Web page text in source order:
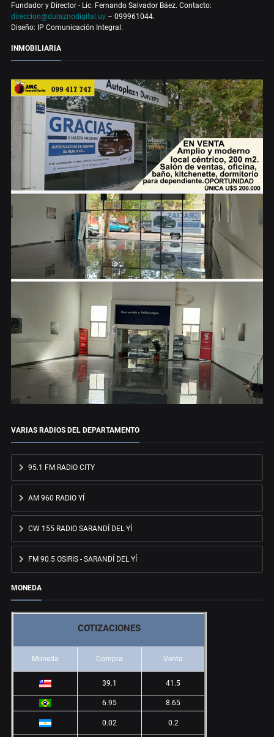
Fundador y Director - Lic. Fernando Salvador Báez. Contacto:
direccion@duraznodigital.uy – 099961044.
Diseño: IP Comunicación Integral.
INMOBILIARIA
VARIAS RADIOS DEL DEPARTAMENTO
95.1 FM RADIO CITY
AM 960 RADIO YÍ
CW 155 RADIO SARANDÍ DEL YÍ
FM 90.5 OSIRIS - SARANDÍ DEL YÍ
MONEDA
COTIZACIONES
Moneda Compra Venta
39.1 41.5
6.95 8.65
0.02 0.2